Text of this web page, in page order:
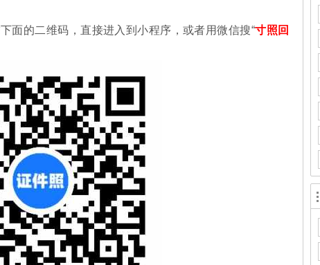
面的二维码，直接进入到小程序，或者用微信搜“寸照回